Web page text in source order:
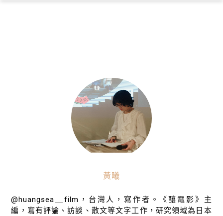
黃曦
@huangsea＿film，台灣人，寫作者。《釀電影》主
編，寫有評論、訪談、散文等文字工作，研究領域為日本